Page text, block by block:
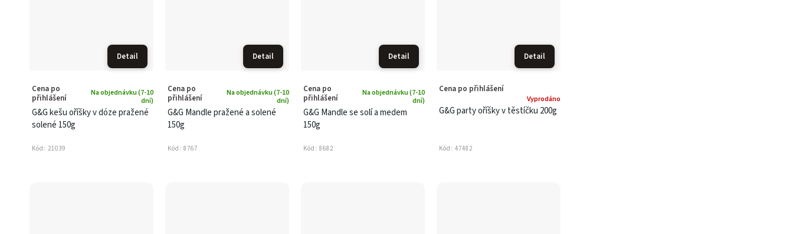
Detail
G&G kešu oříšky v dóze pražené
solené 150g
Na objednávku (7-10
dní)
Cena po
přihlášení
Kód: 21039
Detail
G&G Mandle pražené a solené
150g
Na objednávku (7-10
dní)
Cena po
přihlášení
Kód: 8767
Detail
G&G Mandle se solí a medem
150g
Na objednávku (7-10
dní)
Cena po
přihlášení
Kód: 8682
Detail
G&G party oříšky v těstíčku 200g
Vyprodáno
Cena po přihlášení
Kód: 47482